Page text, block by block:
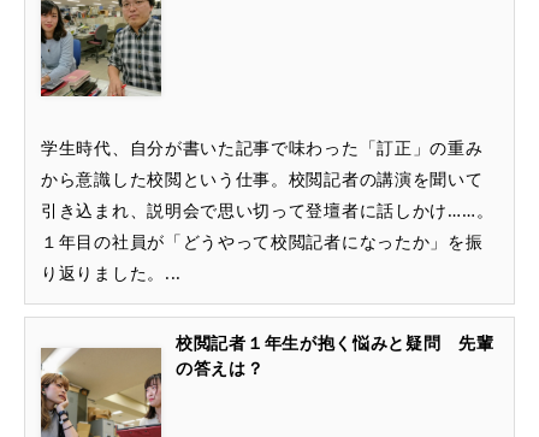
学生時代、自分が書いた記事で味わった「訂正」の重み
から意識した校閲という仕事。校閲記者の講演を聞いて
引き込まれ、説明会で思い切って登壇者に話しかけ……。
１年目の社員が「どうやって校閲記者になったか」を振
り返りました。...
校閲記者１年生が抱く悩みと疑問 先輩
の答えは？